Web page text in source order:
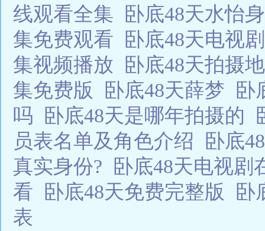
线观看全集
卧底48天水怡
集免费观看
卧底48天电视
集视频播放
卧底48天拍摄
集免费版
卧底48天薛梦
卧
吗
卧底48天是哪年拍摄的
员表名单及角色介绍
卧底
真实身份?
卧底48天电视
看
卧底48天免费完整版
卧
表